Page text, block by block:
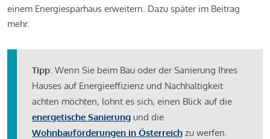
einem Energiesparhaus erweitern. Dazu später im Beitrag
mehr.
Tipp: Wenn Sie beim Bau oder der Sanierung Ihres
Hauses auf Energieeffizienz und Nachhaltigkeit
achten möchten, lohnt es sich, einen Blick auf die
energetische Sanierung und die
Wohnbauförderungen in Österreich zu werfen.